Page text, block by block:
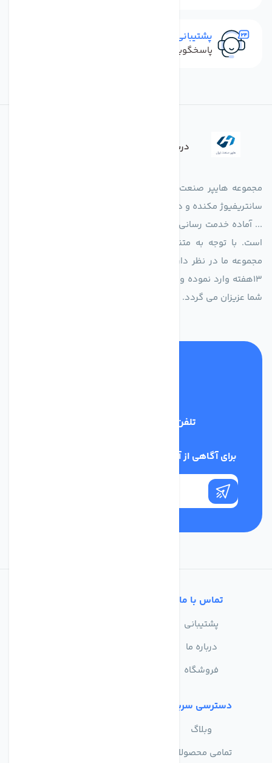
پشتیبانی سریع
پاسخگویی سریع به تماس‌ها و پیام‌ها
درباره فروشگاه
مجموعه هایپر صنعت ایران در امر تولید و واردات انواع فن های
سانتریفیوژ مکنده و دمنده آکسیال، سقفی، بین کانالی، مرغداری و
... آماده خدمت رسانی به شرکت های تولیدی، صنعتی و ساختمانی
است. با توجه به متنوع بودن فن های تولیدی کمپانی اروپایی
مجموعه ما در نظر دارد کالاهای تخصصی شما عزیزان رو در صرف
13هفته وارد نموده و این عمر باعث صرفه جویی در هزینه و زمان
شما عزیزان می گردد.
تلفن پشتیبانی
برای آگاهی از آخرین اخبار در خبرنامه ما عضو شوید
تماس با ما
پشتیبانی
درباره ما
فروشگاه
دسترسی سریع
وبلاگ
تمامی محصولات